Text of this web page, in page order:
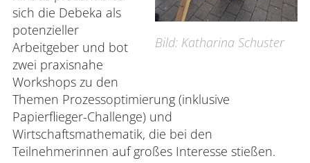
Bild: Katharina Schuster
sich die Debeka als
potenzieller
Arbeitgeber und bot
zwei praxisnahe
Workshops zu den
Themen Prozessoptimierung (inklusive
Papierflieger-Challenge) und
Wirtschaftsmathematik, die bei den
Teilnehmerinnen auf großes Interesse stießen.